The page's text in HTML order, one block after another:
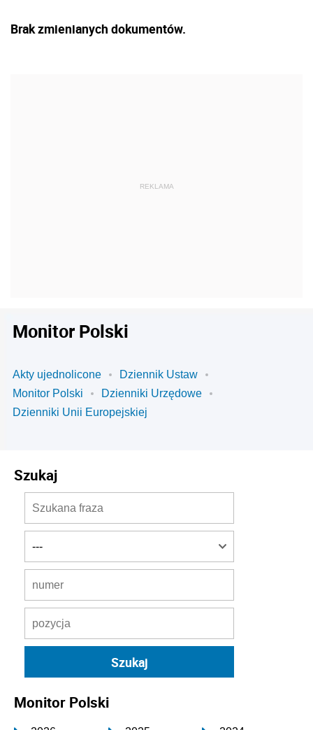
Brak zmienianych dokumentów.
Monitor Polski
Akty ujednolicone
Dziennik Ustaw
Monitor Polski
Dzienniki Urzędowe
Dzienniki Unii Europejskiej
Szukaj
Monitor Polski